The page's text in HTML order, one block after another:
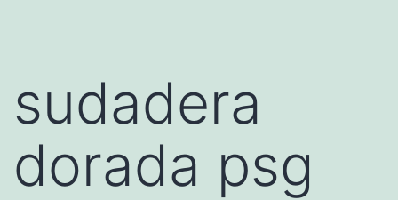
sudadera
dorada psg